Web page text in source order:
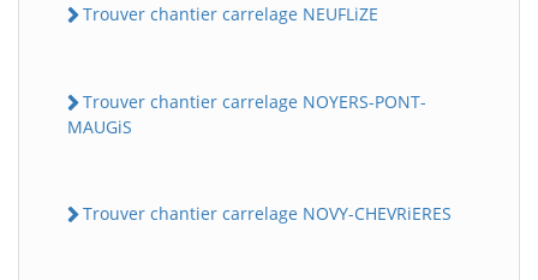
Trouver chantier carrelage NEUFLiZE
Trouver chantier carrelage NOYERS-PONT-
MAUGiS
Trouver chantier carrelage NOVY-CHEVRiERES